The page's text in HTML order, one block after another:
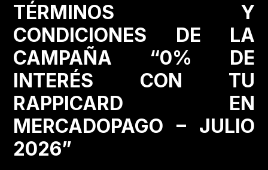
TÉRMINOS Y
CONDICIONES DE LA
CAMPAÑA “0% DE
INTERÉS CON TU
RAPPICARD EN
MERCADOPAGO – JULIO
2026”